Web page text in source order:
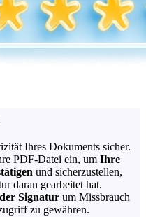
Ihres Dokuments sicher.
PDF-Datei ein, um Ihre
und sicherzustellen,
daran gearbeitet hat.
Signatur um Missbrauch
zu gewähren.